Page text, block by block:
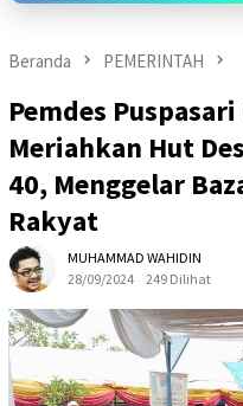
Beranda PEMERINTAH
Pemdes
Meriahkan Hut
40, Menggelar
Rakyat
MUHAMMAD WAHIDIN
28/09/2024
249 Dilihat